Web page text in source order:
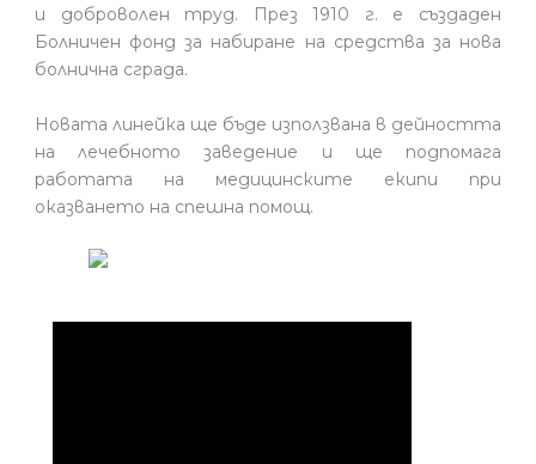
и доброволен труд. През 1910 г. е създаден
Болничен фонд за набиране на средства за нова
болнична сграда.
Новата линейка ще бъде използвана в дейността
на лечебното заведение и ще подпомага
работата на медицинските екипи при
оказването на спешна помощ.